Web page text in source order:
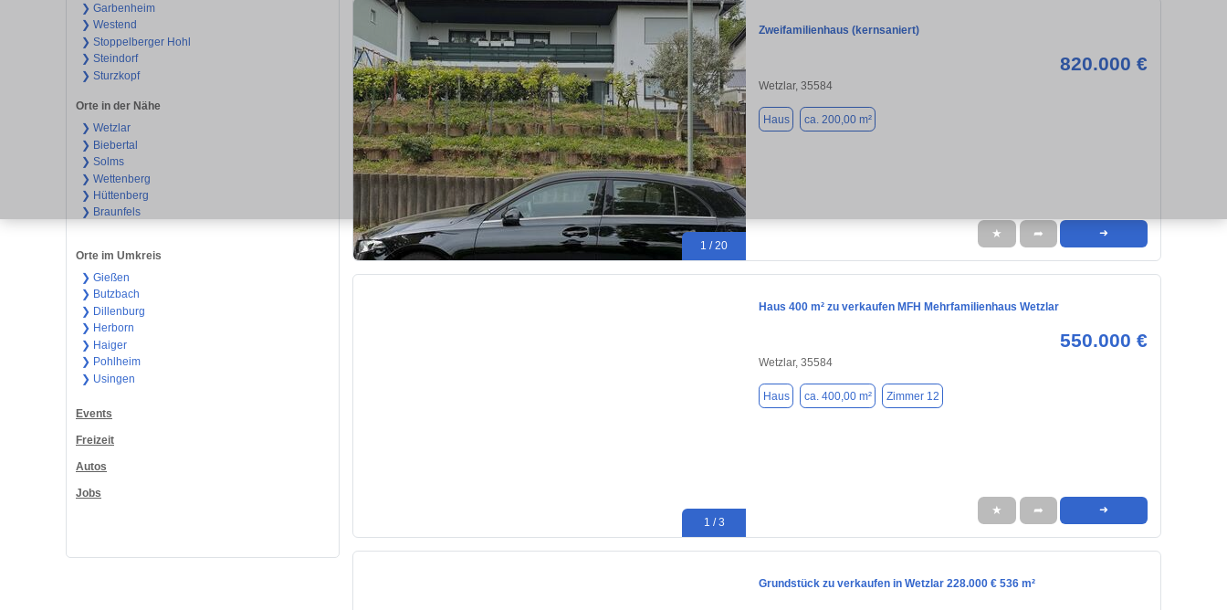
❯ Garbenheim
❯ Westend
❯ Stoppelberger Hohl
❯ Steindorf
❯ Sturzkopf
Orte in der Nähe
❯ Wetzlar
❯ Biebertal
❯ Solms
❯ Wettenberg
❯ Hüttenberg
❯ Braunfels
Orte im Umkreis
❯ Gießen
❯ Butzbach
❯ Dillenburg
❯ Herborn
❯ Haiger
❯ Pohlheim
❯ Usingen
Events
Freizeit
Autos
Jobs
1 / 20
Zweifamilienhaus (kernsaniert)
820.000 €
Wetzlar, 35584
Haus ca. 200,00 m²
★ ➦ ➜
1 / 3
Haus 400 m² zu verkaufen MFH Mehrfamilienhaus Wetzlar
550.000 €
Wetzlar, 35584
Haus ca. 400,00 m² Zimmer 12
★ ➦ ➜
Grundstück zu verkaufen in Wetzlar 228.000 € 536 m²